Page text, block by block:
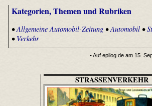
Kategorien, Themen und Rubriken
•Allgemeine Automobil-Zeitung•Automobil•
• Verkehr
• Auf epilog.de am 15.
STRASSENVERKEHR